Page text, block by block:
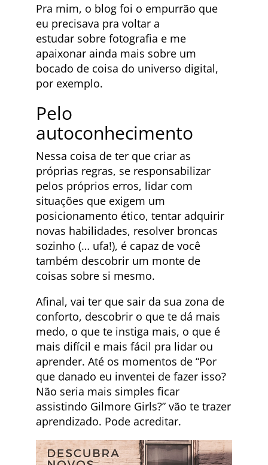
Pra mim, o blog foi o empurrão que
eu precisava pra voltar a
estudar sobre fotografia e me
apaixonar ainda mais sobre um
bocado de coisa do universo digital,
por exemplo.
Pelo
autoconhecimento
Nessa coisa de ter que criar as
próprias regras, se responsabilizar
pelos próprios erros, lidar com
situações que exigem um
posicionamento ético, tentar adquirir
novas habilidades, resolver broncas
sozinho (… ufa!), é capaz de você
também descobrir um monte de
coisas sobre si mesmo.
Afinal, vai ter que sair da sua zona de
conforto, descobrir o que te dá mais
medo, o que te instiga mais, o que é
mais difícil e mais fácil pra lidar ou
aprender. Até os momentos de “Por
que danado eu inventei de fazer isso?
Não seria mais simples ficar
assistindo Gilmore Girls?” vão te trazer
aprendizado. Pode acreditar.